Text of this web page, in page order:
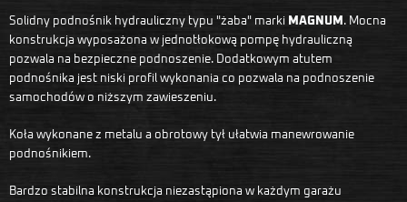
Solidny podnośnik hydrauliczny typu "żaba" marki MAGNUM . Mocna
konstrukcja wyposażona w jednotłokową pompę hydrauliczną
pozwala na bezpieczne podnoszenie. Dodatkowym atutem
podnośnika jest niski profil wykonania co pozwala na podnoszenie
samochodów o niższym zawieszeniu.
Koła wykonane z metalu a obrotowy tył ułatwia manewrowanie
podnośnikiem.
Bardzo stabilna konstrukcja niezastąpiona w każdym garażu